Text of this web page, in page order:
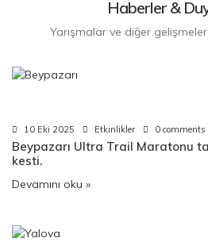
Haberler &
Yarışmalar ve diğer gelişmeler
10 Eki 2025 Etkinlikler 0 comments
Beypazarı Ultra Trail Maratonu
kesti.
Devamını oku »